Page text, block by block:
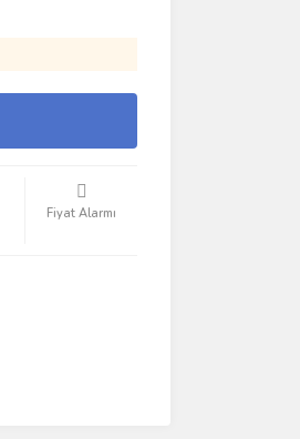
Fiyat Alarmı